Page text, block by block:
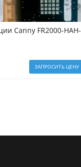
Canny FR2000-HAH-
ЗАПРОСИТЬ ЦЕНУ